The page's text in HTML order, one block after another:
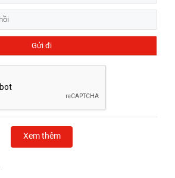
Xem thêm